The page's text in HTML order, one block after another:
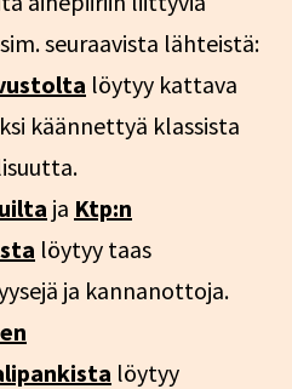
seuraavista lähteistä:
löytyy kattava
käännettyä klassista
ja Ktp:n
löytyy taas
ja kannanottoja.
löytyy